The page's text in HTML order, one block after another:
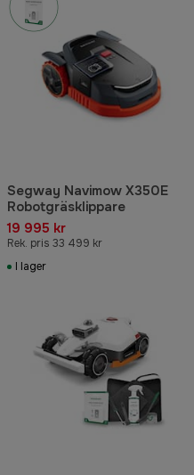
Segway Navimow X350E
Robotgräsklippare
19 995 kr
Rek. pris 33 499 kr
I lager